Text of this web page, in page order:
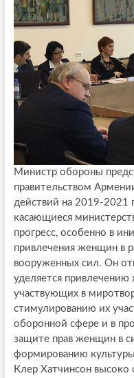
Министр обороны
правительством
действий на 2019-2021
касающиеся
прогресс, особенно в
привлечения женщин в
вооруженных сил. Он
уделяется
участвующих в
стимулированию их
оборонной сфере и в
защите прав женщин в
формированию
Клер Хатчинсон высоко